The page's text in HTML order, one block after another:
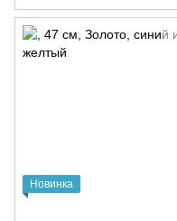
Новинка